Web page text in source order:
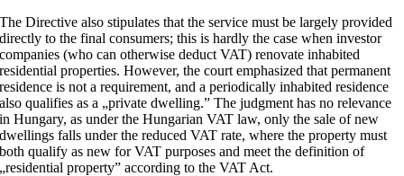
The Directive also stipulates that the service must be largely provided
directly to the final consumers; this is hardly the case when investor
companies (who can otherwise deduct VAT) renovate inhabited
residential properties. However, the court emphasized that permanent
residence is not a requirement, and a periodically inhabited residence
also qualifies as a „private dwelling.” The judgment has no relevance
in Hungary, as under the Hungarian VAT law, only the sale of new
dwellings falls under the reduced VAT rate, where the property must
both qualify as new for VAT purposes and meet the definition of
„residential property” according to the VAT Act.